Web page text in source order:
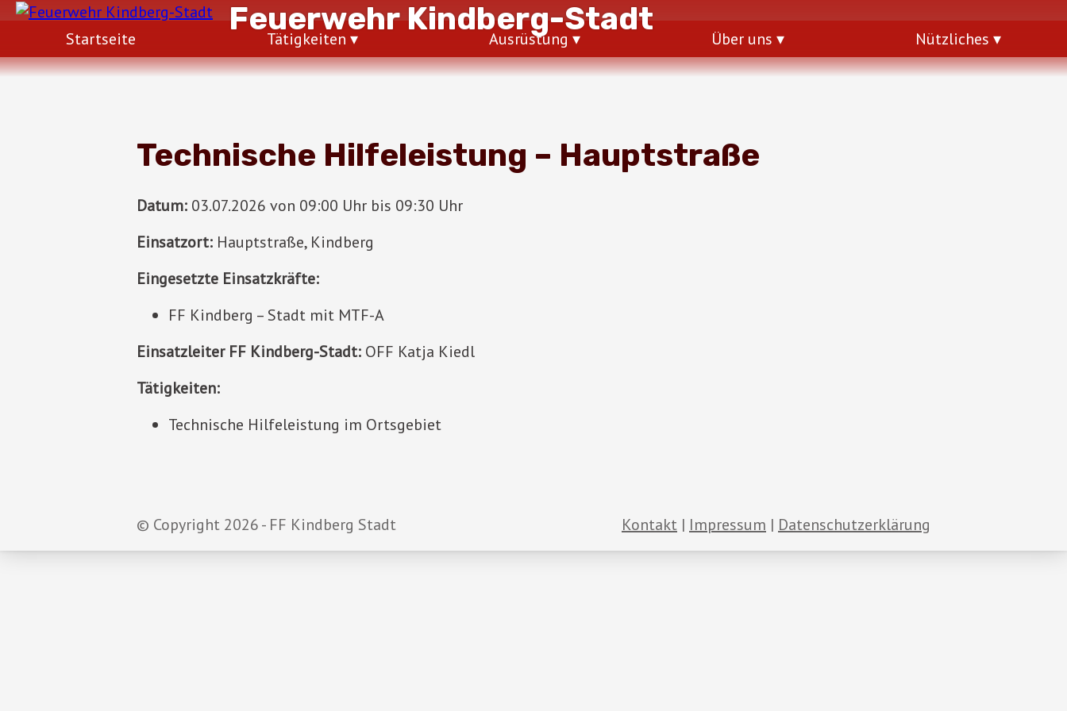
Feuerwehr Kindberg-Stadt
Startseite Tätigkeiten Ausrüstung Über uns Nützliches
Technische Hilfeleistung – Hauptstraße
Datum: 03.07.2026 von 09:00 Uhr bis 09:30 Uhr
Einsatzort: Hauptstraße, Kindberg
Eingesetzte Einsatzkräfte:
FF Kindberg – Stadt mit MTF-A
Einsatzleiter FF Kindberg-Stadt: OFF Katja Kiedl
Tätigkeiten:
Technische Hilfeleistung im Ortsgebiet
© Copyright 2026 - FF Kindberg Stadt Kontakt Impressum Datenschutzerklärung